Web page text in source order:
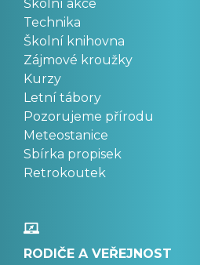
Školní akce
Technika
Školní knihovna
Zájmové kroužky
Kurzy
Letní tábory
Pozorujeme přírodu
Meteostanice
Sbírka propisek
Retrokoutek
RODIČE A VEŘEJNOST